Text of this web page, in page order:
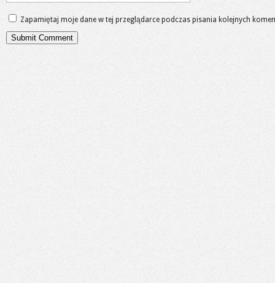
Zapamiętaj moje dane w tej przeglądarce podczas pisania kolejnych